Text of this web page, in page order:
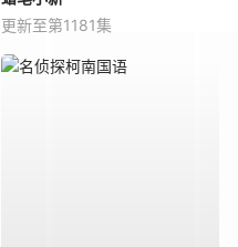
更新至第1181集